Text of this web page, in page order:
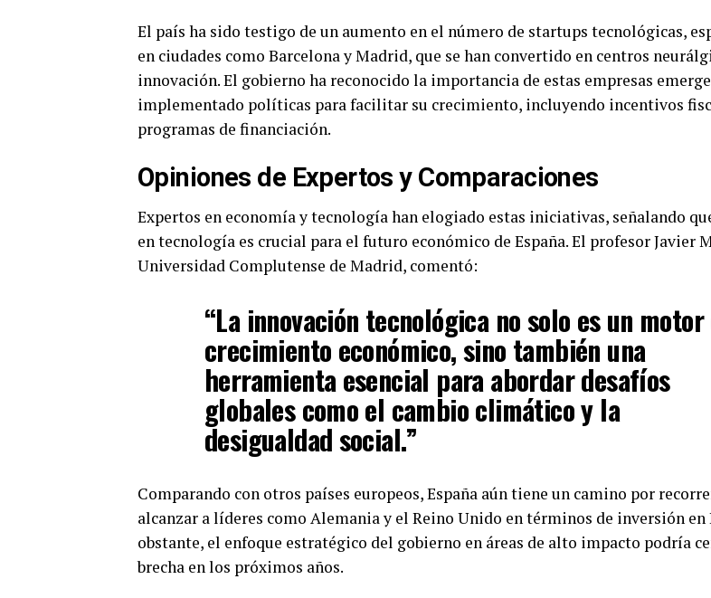
El país ha sido testigo de un aumento en el número de startups tecnológicas,
en ciudades como Barcelona y Madrid, que se han convertido en centros
innovación. El gobierno ha reconocido la importancia de estas empresas
implementado políticas para facilitar su crecimiento, incluyendo incentivos
programas de financiación.
Opiniones de Expertos y Comparaciones
Expertos en economía y tecnología han elogiado estas iniciativas, señalando
en tecnología es crucial para el futuro económico de España. El profesor Javier
Universidad Complutense de Madrid, comentó:
“La innovación tecnológica no solo es un motor
crecimiento económico, sino también una
herramienta esencial para abordar desafíos
globales como el cambio climático y la
desigualdad social.”
Comparando con otros países europeos, España aún tiene un camino por
alcanzar a líderes como Alemania y el Reino Unido en términos de inversión en
obstante, el enfoque estratégico del gobierno en áreas de alto impacto podría
brecha en los próximos años.